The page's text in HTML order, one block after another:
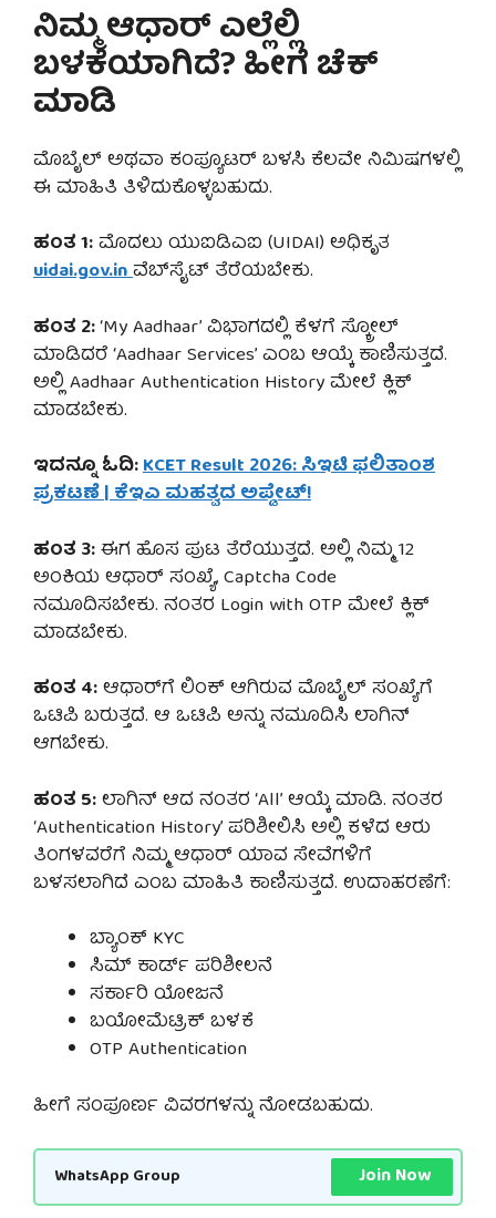
ನಿಮ್ಮ ಆಧಾರ್ ಎಲ್ಲೆಲ್ಲಿ
ಬಳಕೆಯಾಗಿದೆ? ಹೀಗೆ ಚೆಕ್
ಮಾಡಿ
ಮೊಬೈಲ್ ಅಥವಾ ಕಂಪ್ಯೂಟರ್ ಬಳಸಿ ಕೆಲವೇ ನಿಮಿಷಗಳಲ್ಲಿ
ಈ ಮಾಹಿತಿ ತಿಳಿದುಕೊಳ್ಳಬಹುದು.
ಹಂತ 1:ಮೊದಲು ಯುಐಡಿಎಐ (UIDAI) ಅಧಿಕೃತ
uidai.gov.inವೆಬ್‌ಸೈಟ್ ತೆರೆಯಬೇಕು.
ಹಂತ 2:‘My Aadhaar’ ವಿಭಾಗದಲ್ಲಿ ಕೆಳಗೆ ಸ್ಕ್ರೋಲ್
ಮಾಡಿದರೆ ‘Aadhaar Services’ ಎಂಬ ಆಯ್ಕೆ ಕಾಣಿಸುತ್ತದೆ.
ಅಲ್ಲಿ Aadhaar Authentication History ಮೇಲೆ ಕ್ಲಿಕ್
ಮಾಡಬೇಕು.
ಇದನ್ನೂ ಓದಿ:KCET Result 2026: ಸಿಇಟಿ ಫಲಿತಾಂಶ
ಪ್ರಕಟಣೆ | ಕೆಇಎ ಮಹತ್ವದ ಅಪ್ಡೇಟ್!
ಹಂತ 3:ಈಗ ಹೊಸ ಪುಟ ತೆರೆಯುತ್ತದೆ. ಅಲ್ಲಿ ನಿಮ್ಮ 12
ಅಂಕಿಯ ಆಧಾರ್ ಸಂಖ್ಯೆ, Captcha Code
ನಮೂದಿಸಬೇಕು. ನಂತರ Login with OTP ಮೇಲೆ ಕ್ಲಿಕ್
ಮಾಡಬೇಕು.
ಹಂತ 4:ಆಧಾರ್‌ಗೆ ಲಿಂಕ್ ಆಗಿರುವ ಮೊಬೈಲ್ ಸಂಖ್ಯೆಗೆ
ಒಟಿಪಿ ಬರುತ್ತದೆ. ಆ ಒಟಿಪಿ ಅನ್ನು ನಮೂದಿಸಿ ಲಾಗಿನ್
ಆಗಬೇಕು.
ಹಂತ 5:ಲಾಗಿನ್ ಆದ ನಂತರ ‘All’ ಆಯ್ಕೆ ಮಾಡಿ. ನಂತರ
‘Authentication History’ ಪರಿಶೀಲಿಸಿ ಅಲ್ಲಿ ಕಳೆದ ಆರು
ತಿಂಗಳವರೆಗೆ ನಿಮ್ಮ ಆಧಾರ್ ಯಾವ ಸೇವೆಗಳಿಗೆ
ಬಳಸಲಾಗಿದೆ ಎಂಬ ಮಾಹಿತಿ ಕಾಣಿಸುತ್ತದೆ. ಉದಾಹರಣೆಗೆ:
ಬ್ಯಾಂಕ್ KYC
ಸಿಮ್ ಕಾರ್ಡ್ ಪರಿಶೀಲನೆ
ಸರ್ಕಾರಿ ಯೋಜನೆ
ಬಯೋಮೆಟ್ರಿಕ್ ಬಳಕೆ
OTP Authentication
ಹೀಗೆ ಸಂಪೂರ್ಣ ವಿವರಗಳನ್ನು ನೋಡಬಹುದು.
WhatsApp Group Join Now